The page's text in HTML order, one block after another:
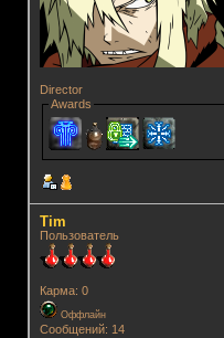
Director
Awards
Tim
Пользователь
Карма: 0
Оффлайн
Сообщений: 14